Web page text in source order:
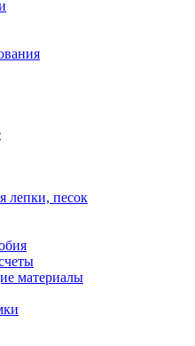
лепки, песок
материалы